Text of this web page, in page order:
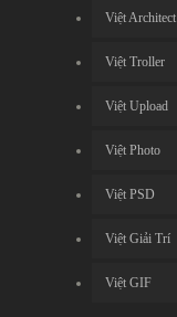
Việt Architect
Việt Troller
Việt Upload
Việt Photo
Việt PSD
Việt Giải Trí
Việt GIF